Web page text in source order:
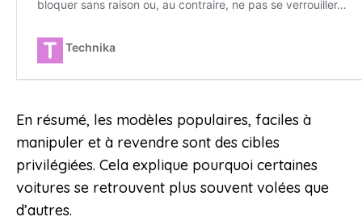
En résumé, les modèles populaires, faciles à
manipuler et à revendre sont des cibles
privilégiées. Cela explique pourquoi certaines
voitures se retrouvent plus souvent volées que
d’autres.